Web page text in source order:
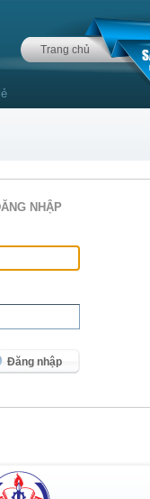
Trang chủ
NHẬP